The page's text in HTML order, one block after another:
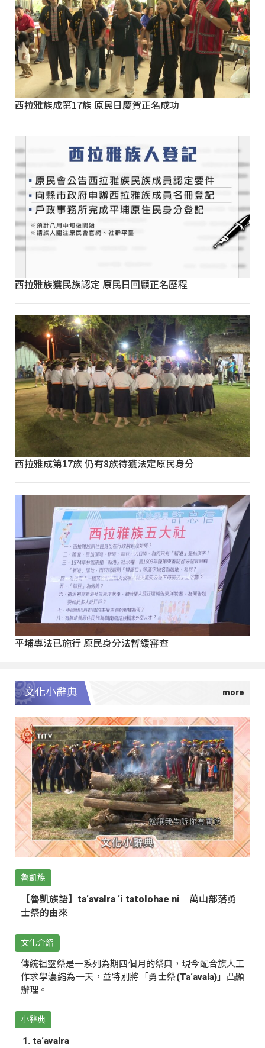
西拉雅族成第17族 原民日慶賀正名成功
西拉雅族獲民族認定 原民日回顧正名歷程
西拉雅成第17族 仍有8族待獲法定原民身分
平埔專法已施行 原民身分法暫緩審查
文化小辭典
魯凱族
【魯凱族語】ta‘avalra ‘i tatolohae ni｜萬山部落勇
士祭的由來
文化介紹
傳統祖靈祭是一系列為期四個月的祭典，現今配合族人工
作求學濃縮為一天，並特別將「勇士祭(Ta‘avala)」凸顯
辦理。
小辭典
ta‘avalra